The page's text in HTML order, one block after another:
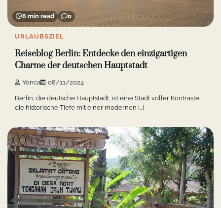
6 min read 0
URLAUBSZIEL
Reiseblog Berlin: Entdecke den einzigartigen
Charme der deutschen Hauptstadt
Yonca 08/11/2024
Berlin, die deutsche Hauptstadt, ist eine Stadt voller Kontraste,
die historische Tiefe mit einer modernen […]